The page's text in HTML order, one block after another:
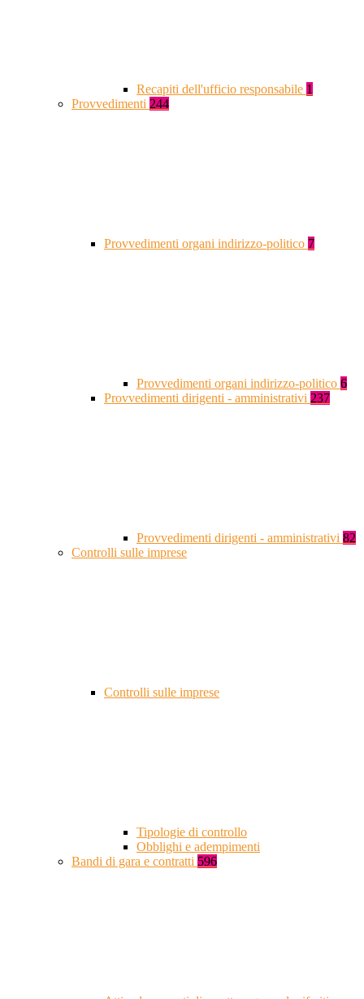
Recapiti dell'ufficio responsabile 1
Provvedimenti 244
Provvedimenti organi indirizzo-politico 7
Provvedimenti organi indirizzo-politico 6
Provvedimenti dirigenti - amministrativi 237
Provvedimenti dirigenti - amministrativi 82
Controlli sulle imprese
Controlli sulle imprese
Tipologie di controllo
Obblighi e adempimenti
Bandi di gara e contratti 596